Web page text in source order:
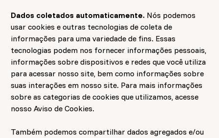
Dados coletados automaticamente. Nós podemos
usar cookies e outras tecnologias de coleta de
informações para uma variedade de fins. Essas
tecnologias podem nos fornecer informações pessoais,
informações sobre dispositivos e redes que você utiliza
para acessar nosso site, bem como informações sobre
suas interações em nosso site. Para mais informações
sobre as categorias de cookies que utilizamos, acesse
nossoAviso de Cookies.
Também podemos compartilhar dados agregados e/ou